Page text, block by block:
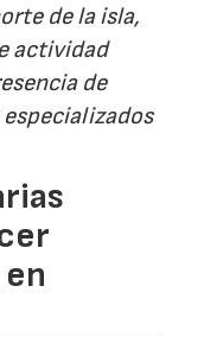
de la isla,
actividad
de